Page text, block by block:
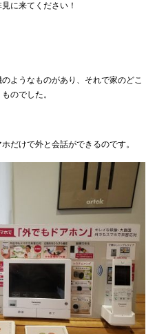
に来てください！
ようなものがあり、それで家のどこ
のでした。
だけで外と会話ができるのです。